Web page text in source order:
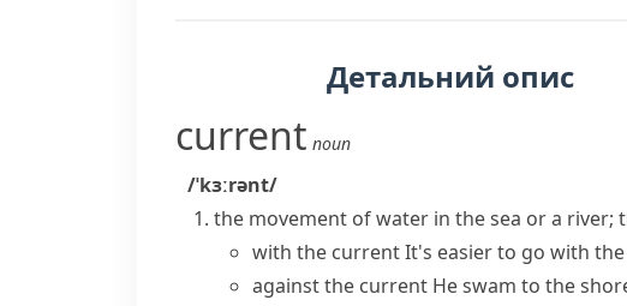
Детальний опис
current noun
/ˈkɜːrənt/
the movement of water in the sea or a
with the currentIt's easier to go with
against the current He swam to the